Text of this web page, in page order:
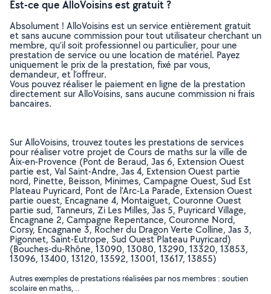
Est-ce que AlloVoisins est gratuit ?
Absolument ! AlloVoisins est un service entièrement gratuit
et sans aucune commission pour tout utilisateur cherchant un
membre, qu’il soit professionnel ou particulier, pour une
prestation de service ou une location de matériel. Payez
uniquement le prix de la prestation, fixé par vous,
demandeur, et l’offreur.
Vous pouvez réaliser le paiement en ligne de la prestation
directement sur AlloVoisins, sans aucune commission ni frais
bancaires.
Sur AlloVoisins, trouvez toutes les prestations de services
pour réaliser votre projet de Cours de maths sur la ville de
Aix-en-Provence (Pont de Beraud, Jas 6, Extension Ouest
partie est, Val Saint-Andre, Jas 4, Extension Ouest partie
nord, Pinette, Beisson, Minimes, Campagne Ouest, Sud Est
Plateau Puyricard, Pont de l'Arc-La Parade, Extension Ouest
partie ouest, Encagnane 4, Montaiguet, Couronne Ouest
partie sud, Tanneurs, Zi Les Milles, Jas 5, Puyricard Village,
Encagnane 2, Campagne Repentance, Couronne Nord,
Corsy, Encagnane 3, Rocher du Dragon Verte Colline, Jas 3,
Pigonnet, Saint-Eutrope, Sud Ouest Plateau Puyricard)
(Bouches-du-Rhône, 13090, 13080, 13290, 13320, 13853,
13096, 13400, 13120, 13592, 13001, 13617, 13855)
Autres exemples de prestations réalisées par nos membres : soutien
scolaire en maths, ..